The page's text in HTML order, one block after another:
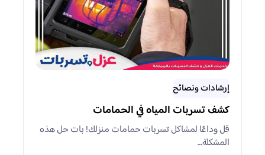
إرشادات ونصائح
كشف تسربات المياه في الحمامات
قل وداعًا لمشاكل تسربات حمامات منزلك! بات حل هذه
المشكلة…